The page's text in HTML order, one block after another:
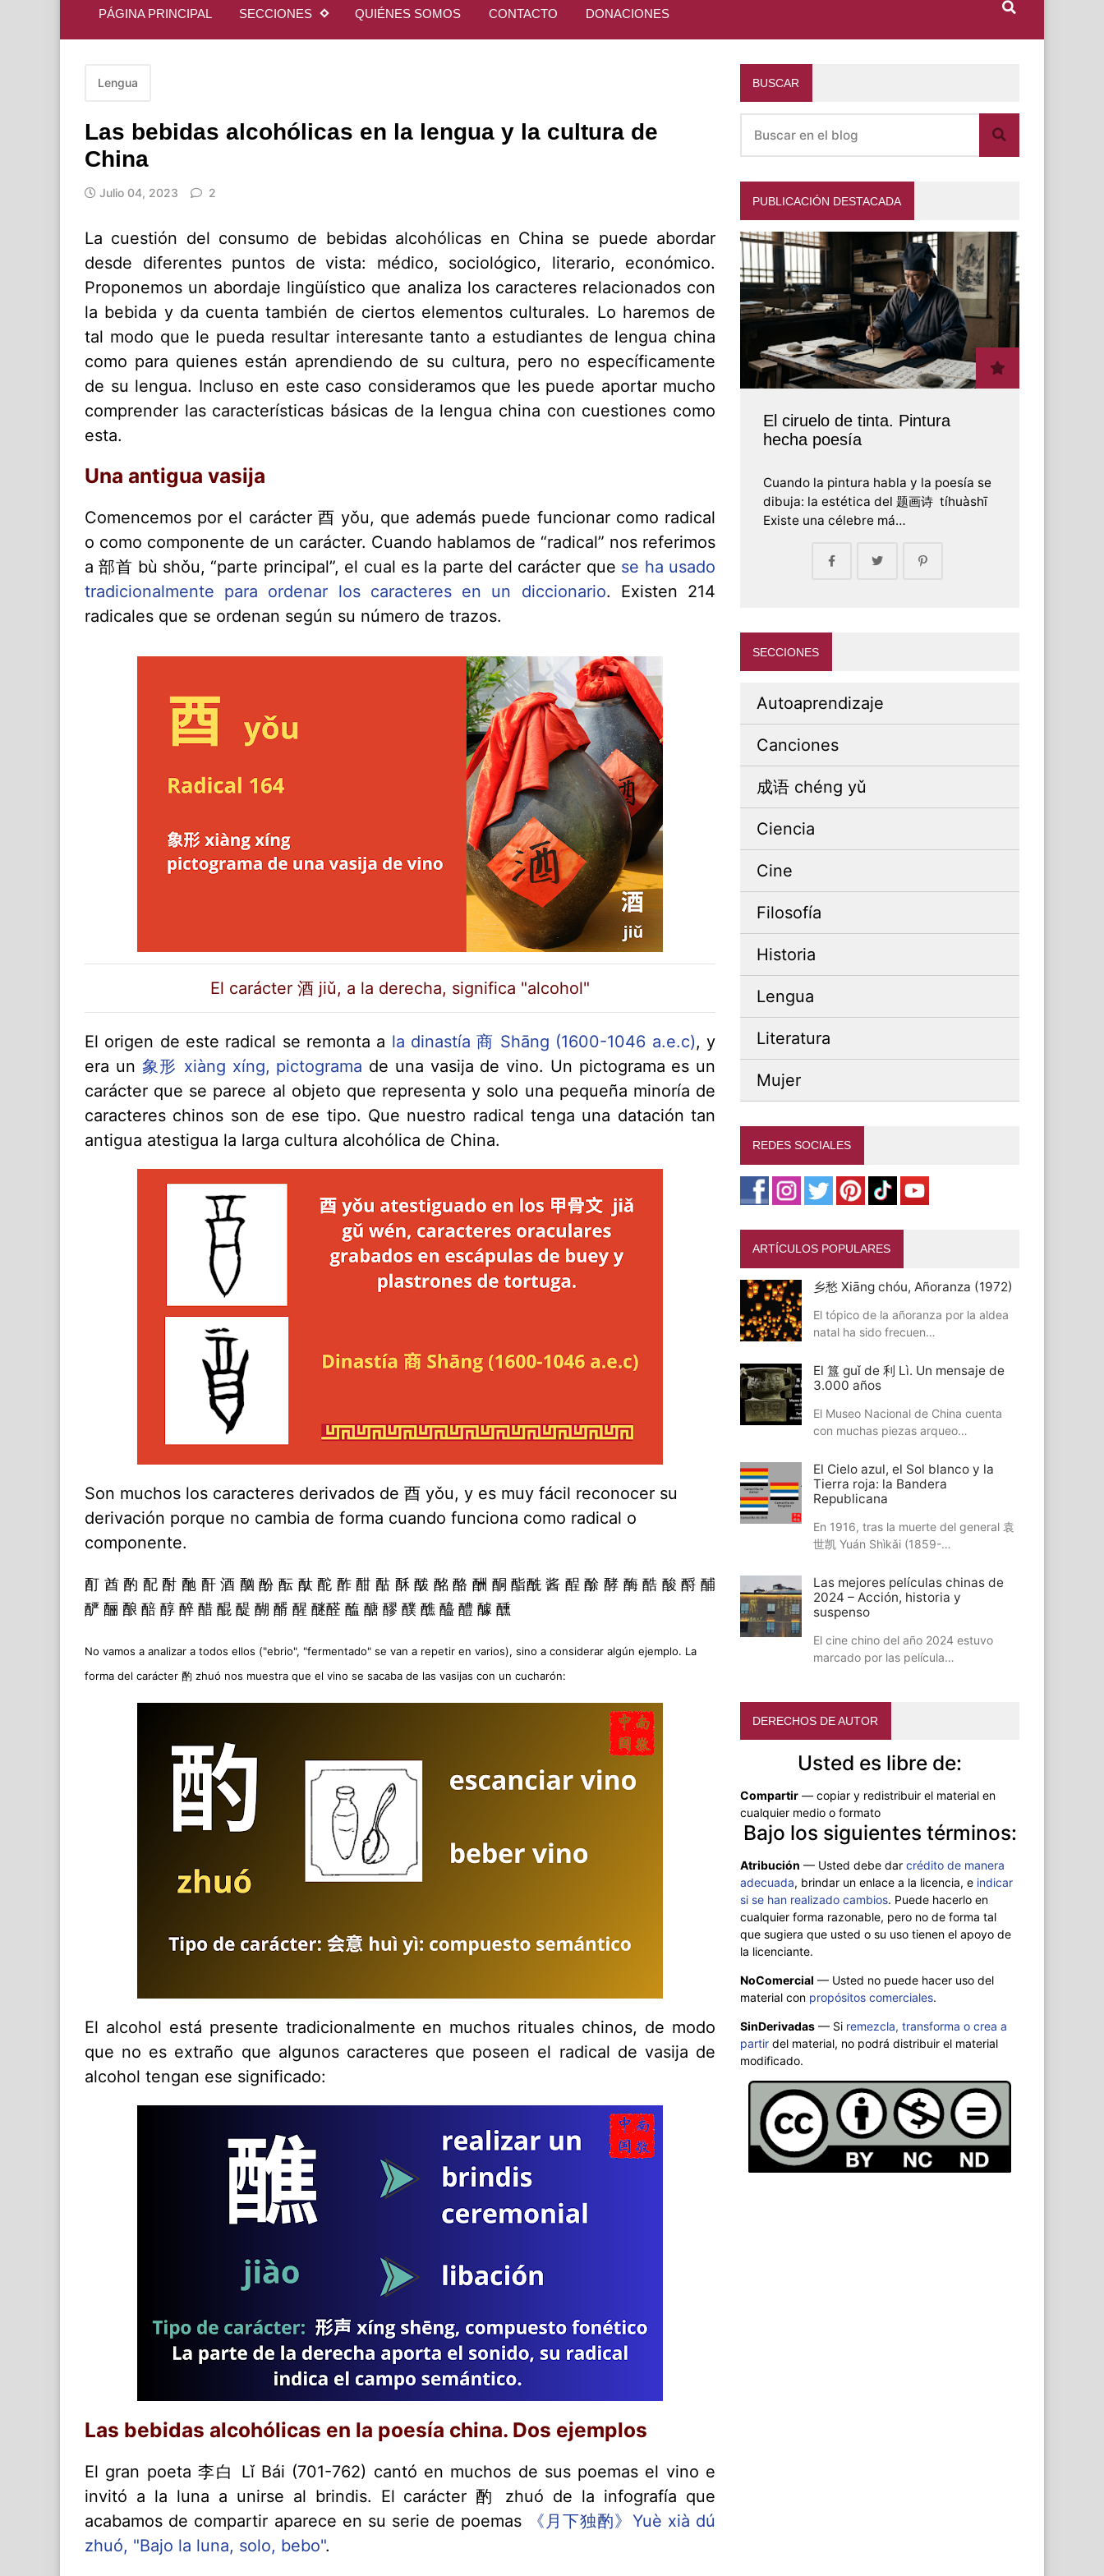
PÁGINA PRINCIPAL SECCIONES QUIÉNES SOMOS CONTACTO DONACIONES
Lengua
Las bebidas alcohólicas en la lengua y la cultura de
China
Julio 04, 2023 2
La cuestión del consumo de bebidas alcohólicas en China se puede abordar
desde diferentes puntos de vista: médico, sociológico, literario, económico.
Proponemos un abordaje lingüístico que analiza los caracteres relacionados con
la bebida y da cuenta también de ciertos elementos culturales. Lo haremos de
tal modo que le pueda resultar interesante tanto a estudiantes de lengua china
como para quienes están aprendiendo de su cultura, pero no específicamente
de su lengua. Incluso en este caso consideramos que les puede aportar mucho
comprender las características básicas de la lengua china con cuestiones como
esta.
Una antigua vasija
Comencemos por el carácter 酉 yǒu, que además puede funcionar como radical
o como componente de un carácter. Cuando hablamos de “radical” nos referimos
a 部首 bù shǒu, “parte principal”, el cual es la parte del carácter que se ha usado
tradicionalmente para ordenar los caracteres en un diccionario. Existen 214
radicales que se ordenan según su número de trazos.
El carácter 酒 jiǔ, a la derecha, significa "alcohol"
El origen de este radical se remonta a la dinastía 商 Shāng (1600-1046 a.e.c), y
era un 象形 xiàng xíng, pictograma de una vasija de vino. Un pictograma es un
carácter que se parece al objeto que representa y solo una pequeña minoría de
caracteres chinos son de ese tipo. Que nuestro radical tenga una datación tan
antigua atestigua la larga cultura alcohólica de China.
Son muchos los caracteres derivados de 酉 yǒu, y es muy fácil reconocer su
derivación porque no cambia de forma cuando funciona como radical o
componente.
酊 酋 酌 配 酎 酏 酐 酒 酗 酚 酝 酞 酡 酢 酣 酤 酥 酦 酩 酪 酬 酮 酯酰 酱 酲 酴 酵 酶 酷 酸 酹 酺
酽 酾 酿 醅 醇 醉 醋 醌 醍 醐 醑 醒 醚醛 醢 醣 醪 醭 醮 醯 醴 醵 醺
No vamos a analizar a todos ellos ("ebrio", "fermentado" se van a repetir en varios), sino a considerar algún ejemplo. La
forma del carácter 酌 zhuó nos muestra que el vino se sacaba de las vasijas con un cucharón:
El alcohol está presente tradicionalmente en muchos rituales chinos, de modo
que no es extraño que algunos caracteres que poseen el radical de vasija de
alcohol tengan ese significado:
Las bebidas alcohólicas en la poesía china. Dos ejemplos
El gran poeta 李白 Lǐ Bái (701-762) cantó en muchos de sus poemas el vino e
invitó a la luna a unirse al brindis. El carácter 酌 zhuó de la infografía que
acabamos de compartir aparece en su serie de poemas
《月下独酌》Yuè xià dú
zhuó, "Bajo la luna, solo, bebo".
BUSCAR
PUBLICACIÓN DESTACADA
El ciruelo de tinta. Pintura
hecha poesía
Cuando la pintura habla y la poesía se
dibuja: la estética del 题画诗 tíhuàshī
Existe una célebre má…
SECCIONES
Autoaprendizaje
Canciones
成语 chéng yǔ
Ciencia
Cine
Filosofía
Historia
Lengua
Literatura
Mujer
REDES SOCIALES
ARTÍCULOS POPULARES
乡愁 Xiāng chóu, Añoranza (1972)
El tópico de la añoranza por la aldea
natal ha sido frecuen…
El 簋 guǐ de 利 Lì. Un mensaje de
3.000 años
El Museo Nacional de China cuenta
con muchas piezas arqueo…
El Cielo azul, el Sol blanco y la
Tierra roja: la Bandera
Republicana
En 1916, tras la muerte del general 袁
世凯 Yuán Shìkǎi (1859-…
Las mejores películas chinas de
2024 – Acción, historia y
suspenso
El cine chino del año 2024 estuvo
marcado por las película…
DERECHOS DE AUTOR
Usted es libre de:
Compartir — copiar y redistribuir el material en
cualquier medio o formato
Bajo los siguientes términos:
Atribución — Usted debe dar crédito de manera
adecuada, brindar un enlace a la licencia, e indicar
si se han realizado cambios. Puede hacerlo en
cualquier forma razonable, pero no de forma tal
que sugiera que usted o su uso tienen el apoyo de
la licenciante.
NoComercial — Usted no puede hacer uso del
material con propósitos comerciales.
SinDerivadas — Si remezcla, transforma o crea a
partir del material, no podrá distribuir el material
modificado.